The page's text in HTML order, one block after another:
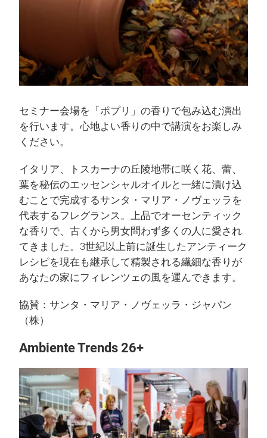
セミナー会場を「ポプリ」の香りで包み込む演出
を行います。心地よい香りの中で講演をお楽しみ
ください。
イタリア、トスカーナの丘陵地帯に咲く花、蕾、
葉を秘伝のエッセンシャルオイルと一緒に漬け込
むことで完成するサンタ・マリア・ノヴェッラを
代表するフレグランス。上品でオーセンティック
な香りで、古くから男女問わず多くの人に愛され
てきました。3世紀以上前に誕生したアンティーク
レシピを現在も継承して精製される繊細な香りが
あなたの家にフィレンツェの風を運んできます。
協賛：サンタ・マリア・ノヴェッラ・ジャパン
（株）
Ambiente Trends 26+